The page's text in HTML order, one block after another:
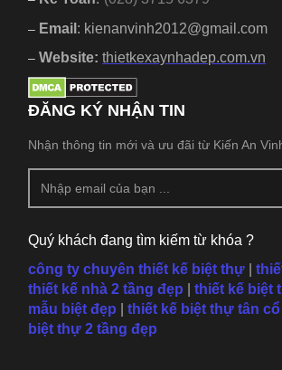
– Email : kienanvinh2012@gmail.com
– Website:thietkexaynhadep.com.vn
ĐĂNG KÝ NHẬN TIN
Nhận thông tin mới và ưu đãi từ Kiến An
Quý khách đang tìm kiếm từ khóa ?
công ty chuyên thiết kế biệt thự |
thiết kế nhà 2 tầng đẹp
thiết kế biệt
mẫu biệt đẹp thiết kế biệt thự tân
biệt thự 2 tầng đẹp